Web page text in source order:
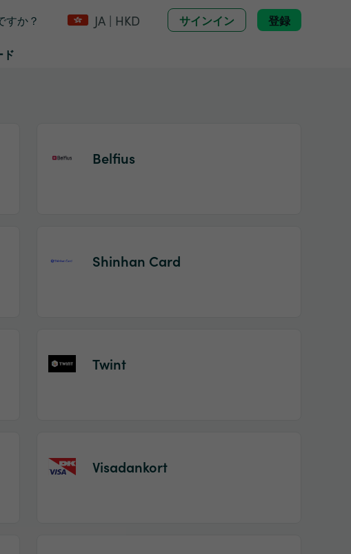
すか？ JA | HKD サインイン 登録
ド
Belfius
Shinhan Card
Twint
Visadankort